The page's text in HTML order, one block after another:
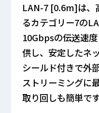
LAN-7 [0.6m]は、
るカテゴリー7の
10Gbpsの伝送速
供し、安定したネ
シールド付きで外
ストリーミングに
取り回しも簡単です